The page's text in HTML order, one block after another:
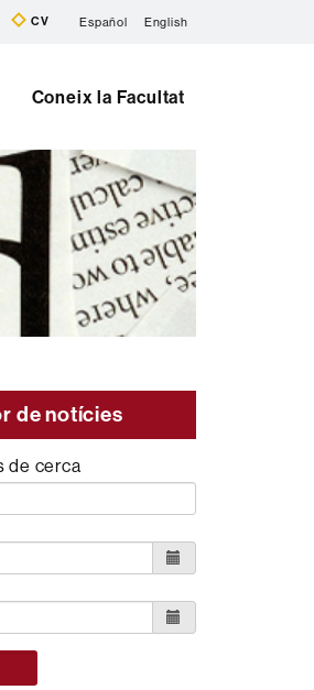
CV Español English
Coneix la Facultat
de notícies
de cerca